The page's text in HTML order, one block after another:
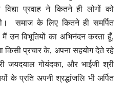
प्रवाह ने कितने ही लोगों को
समाज के लिए कितने ही समर्पित
मैं उन विभूतियों का अभिनंदन करता हूँ,
किसी प्रचार के, अपना सहयोग देते रहे
गोयंदका, और भाईजी श्री
के प्रति अपनी श्रद्धांजलि भी अर्पित